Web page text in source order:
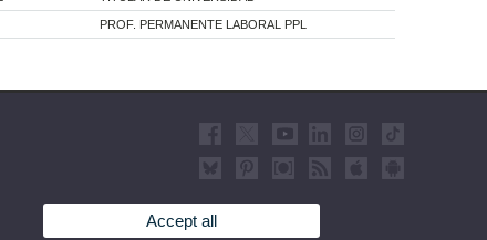
PROF. PERMANENTE LABORAL PPL
Accept all